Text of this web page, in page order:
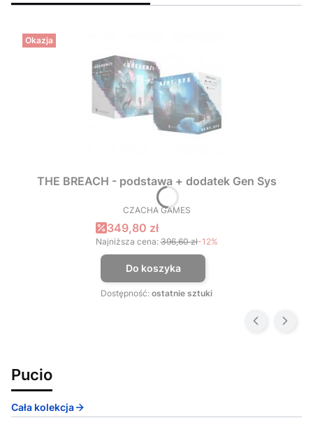
Okazja
THE BREACH - podstawa + dodatek Gen Sys
PRODUCENT
CZACHA GAMES
Cena promocyjna
349,80 zł
Najniższa cena: 396,60 zł-12%
Do koszyka
Dostępność: ostatnie sztuki
Pucio
Cała kolekcja